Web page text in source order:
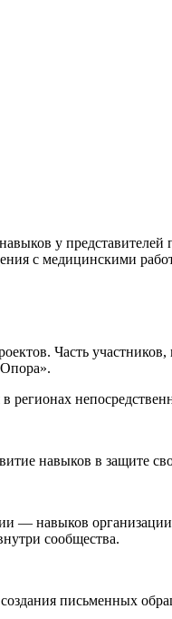
у представителей
с медицинскими
Часть
навыков в защите
— навыков
сообщества.
письменных